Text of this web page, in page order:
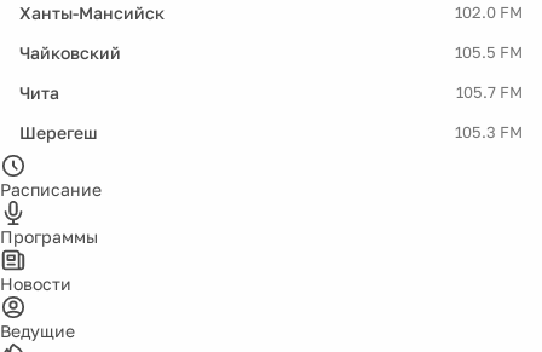
Ханты-Мансийск 102.0 FM
Чайковский 105.5 FM
Чита 105.7 FM
Шерегеш 105.3 FM
Расписание
Программы
Новости
Ведущие